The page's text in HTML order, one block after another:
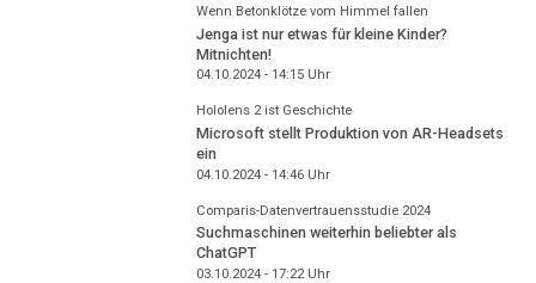
Wenn Betonklötze vom Himmel fallen
Jenga ist nur etwas für kleine Kinder?
Mitnichten!
04.10.2024 - 14:15Uhr
Hololens 2 ist Geschichte
Microsoft stellt Produktion von AR-Headsets
ein
04.10.2024 - 14:46Uhr
Comparis-Datenvertrauensstudie 2024
Suchmaschinen weiterhin beliebter als
ChatGPT
03.10.2024 - 17:22Uhr